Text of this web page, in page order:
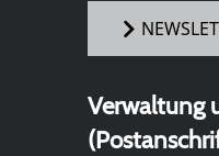
Verwaltung